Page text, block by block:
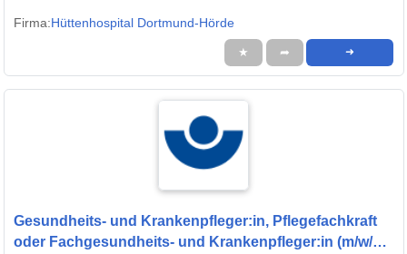
Firma:Hüttenhospital Dortmund-Hörde
★ ➦ ➜
Gesundheits- und Krankenpfleger:in, Pflegefachkraft
oder Fachgesundheits- und Krankenpfleger:in (m/w/d)